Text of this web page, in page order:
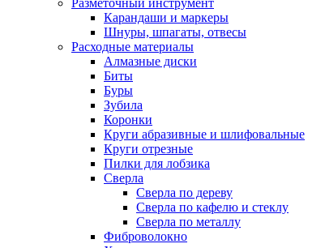
Разметочный инструмент
Карандаши и маркеры
Шнуры, шпагаты, отвесы
Расходные материалы
Алмазные диски
Биты
Буры
Зубила
Коронки
Круги абразивные и шлифовальные
Круги отрезные
Пилки для лобзика
Сверла
Сверла по дереву
Сверла по кафелю и стеклу
Сверла по металлу
Фиброволокно